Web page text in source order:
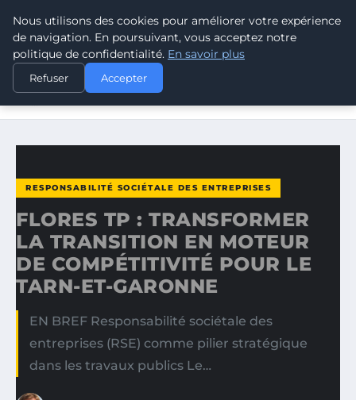
CLIMATE RESPONSE BLOG
ACCUEIL
RESPONSABILITÉ SOCIÉTALE DES ENTREPRISES
FLORES TP : TRANSFORMER LA TRANSITION EN MOTEUR
RESPONSABILITÉ SOCIÉTALE DES ENTREPRISES
FLORES TP : TRANSFORMER
LA TRANSITION EN MOTEUR
DE COMPÉTITIVITÉ POUR LE
TARN-ET-GARONNE
EN BREF Responsabilité sociétale des
entreprises (RSE) comme pilier stratégique
dans les travaux publics Le…
Nous utilisons des cookies pour améliorer votre expérience
de navigation. En poursuivant, vous acceptez notre
politique de confidentialité. En savoir plus
Refuser Accepter